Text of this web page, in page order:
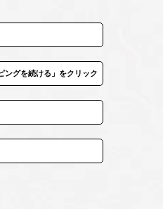
ングを続ける」をクリック